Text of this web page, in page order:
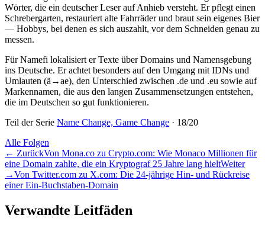
Wörter, die ein deutscher Leser auf Anhieb versteht. Er pflegt einen
Schrebergarten, restauriert alte Fahrräder und braut sein eigenes Bier
— Hobbys, bei denen es sich auszahlt, vor dem Schneiden genau zu
messen.
Für Namefi lokalisiert er Texte über Domains und Namensgebung
ins Deutsche. Er achtet besonders auf den Umgang mit IDNs und
Umlauten (ä→ae), den Unterschied zwischen .de und .eu sowie auf
Markennamen, die aus den langen Zusammensetzungen entstehen,
die im Deutschen so gut funktionieren.
Teil der Serie Name Change, Game Change · 18/20
Alle Folgen
← ZurückVon Mona.co zu Crypto.com: Wie Monaco Millionen für
eine Domain zahlte, die ein Kryptograf 25 Jahre lang hieltWeiter
→Von Twitter.com zu X.com: Die 24-jährige Hin- und Rückreise
einer Ein-Buchstaben-Domain
Verwandte Leitfäden